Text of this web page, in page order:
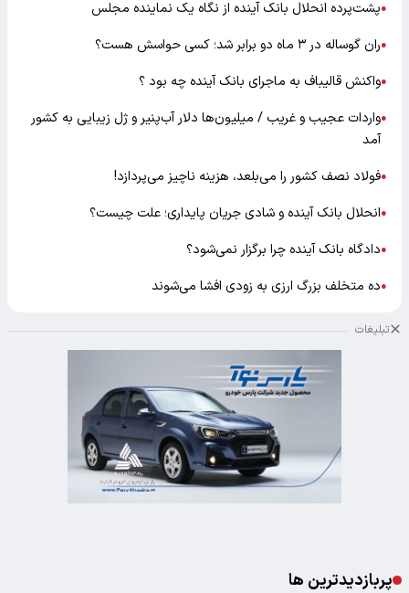
●پشت‌پرده انحلال بانک آینده از نگاه یک نماینده مجلس
●ران گوساله در ۳ ماه دو برابر شد؛ کسی حواسش هست؟
●واکنش قالیباف به ماجرای بانک آینده چه بود ؟
●واردات عجیب و غریب / میلیون‌ها دلار آب‌پنیر و ژل زیبایی به کشور
آمد
●فولاد نصف کشور را می‌بلعد، هزینه ناچیز می‌پردازد!
●انحلال بانک آینده و شادی جریان پایداری؛ علت چیست؟
●دادگاه بانک آینده چرا برگزار نمی‌شود؟
●ده متخلف بزرگ ارزی به زودی افشا می‌شوند
تبلیغات
پربازدیدترین ها